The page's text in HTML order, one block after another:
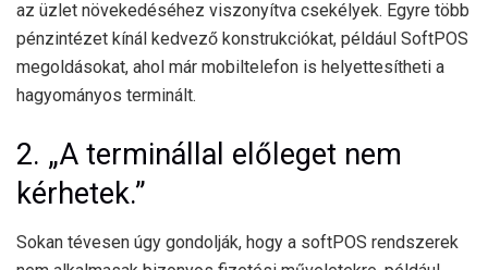
az üzlet növekedéséhez viszonyítva csekélyek. Egyre több
pénzintézet kínál kedvező konstrukciókat, például SoftPOS
megoldásokat, ahol már mobiltelefon is helyettesítheti a
hagyományos terminált.
2. „A terminállal előleget nem
kérhetek.”
Sokan tévesen úgy gondolják, hogy a softPOS rendszerek